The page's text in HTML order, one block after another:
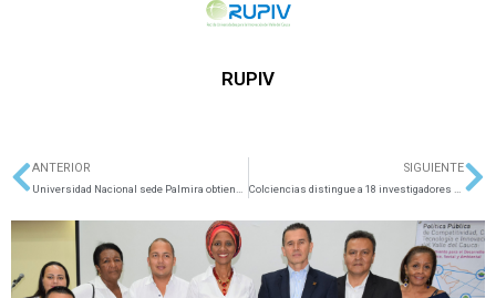
RUPIV
Ant
ANTERIOR
Universidad Nacional sede Palmira obtiene nueva patente
SIGUIENTE
Colciencias distingue a 18 investigadores eméritos de la Universidad del Valle